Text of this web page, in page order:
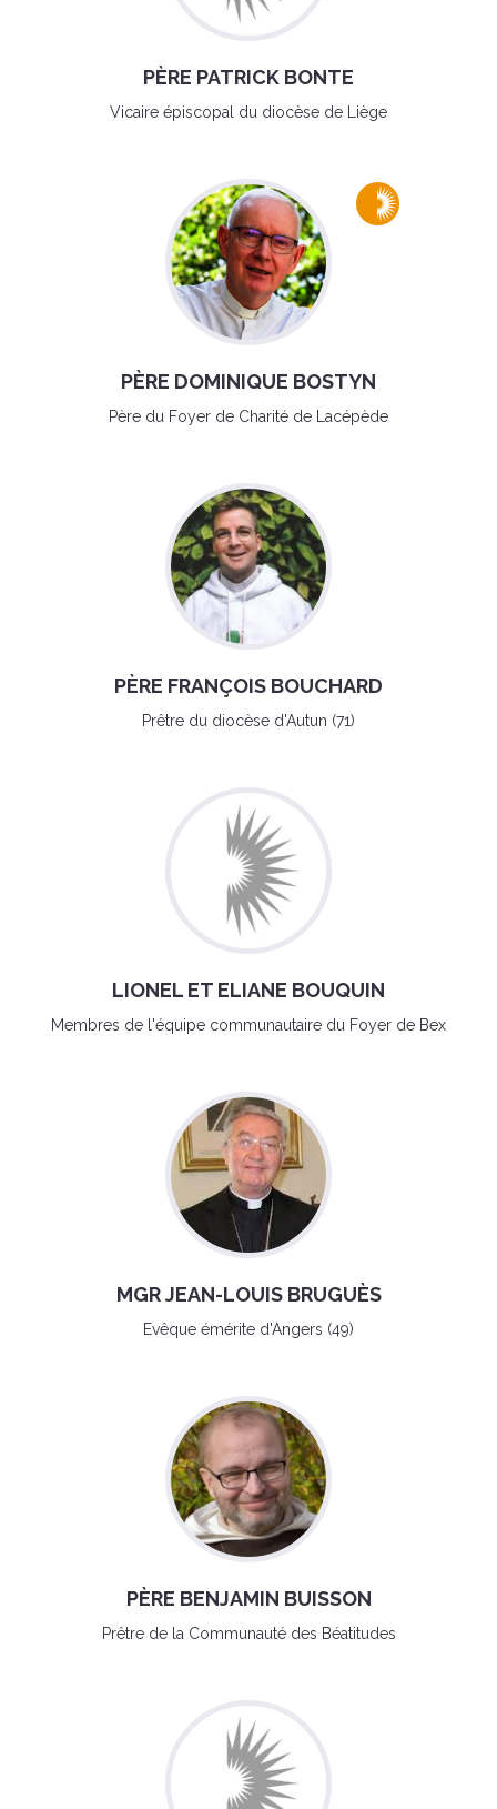
PÈRE PATRICK BONTE
Vicaire épiscopal du diocèse de Liège
PÈRE DOMINIQUE BOSTYN
Père du Foyer de Charité de Lacépède
PÈRE FRANÇOIS BOUCHARD
Prêtre du diocèse d'Autun (71)
LIONEL ET ELIANE BOUQUIN
Membres de l'équipe communautaire du Foyer de Bex
MGR JEAN-LOUIS BRUGUÈS
Evêque émérite d'Angers (49)
PÈRE BENJAMIN BUISSON
Prêtre de la Communauté des Béatitudes